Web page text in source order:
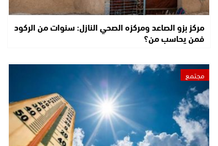
مركز بزو الصاعد ومركزه الصحي النازل: سنوات من الركود
فمن يحاسب من؟
مجتمع